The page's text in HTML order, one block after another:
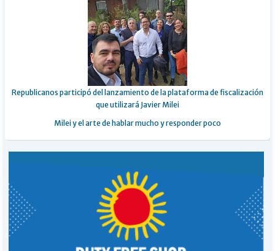
Republicanos participó del lanzamiento de la plataforma de fiscalización
que utilizará Javier Milei
Milei y el arte de hablar mucho y responder poco